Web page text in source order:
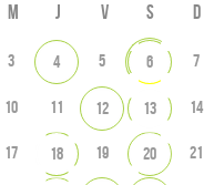
M J V S D
3 4 5 6 7
10 11 12 13 14
17 18 19 20 21